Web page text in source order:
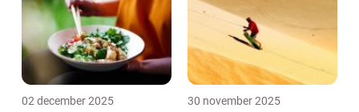
02 december 2025 30 november 2025